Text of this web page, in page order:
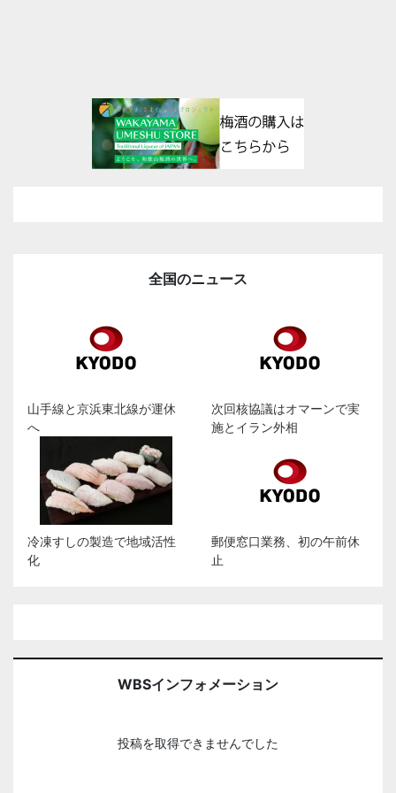
全国のニュース
山手線と京浜東北線が運休
へ
次回核協議はオマーンで実
施とイラン外相
冷凍すしの製造で地域活性
化
郵便窓口業務、初の午前休
止
WBSインフォメーション
投稿を取得できませんでした